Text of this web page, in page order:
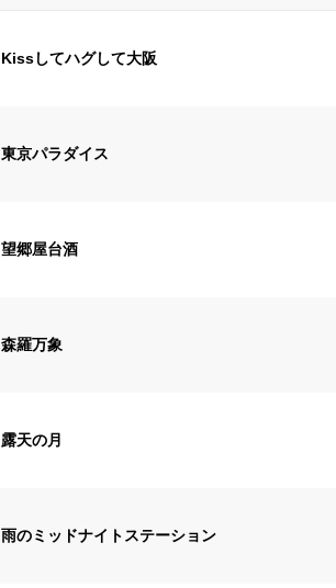
Kissしてハグして大阪
東京パラダイス
望郷屋台酒
森羅万象
露天の月
雨のミッドナイトステーション